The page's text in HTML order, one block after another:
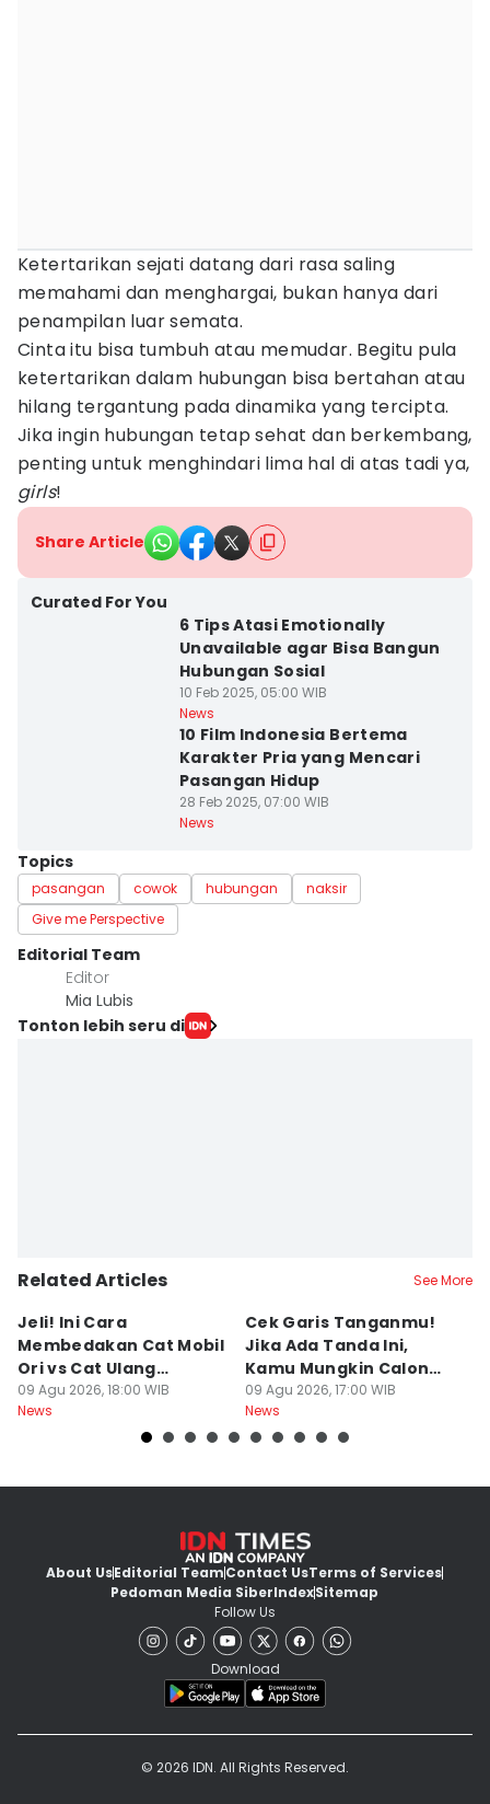
Ketertarikan sejati datang dari rasa saling
memahami dan menghargai, bukan hanya dari
penampilan luar semata.
Cinta itu bisa tumbuh atau memudar. Begitu pula
ketertarikan dalam hubungan bisa bertahan atau
hilang tergantung pada dinamika yang tercipta.
Jika ingin hubungan tetap sehat dan berkembang,
penting untuk menghindari lima hal di atas tadi ya,
girls!
Share Article
Curated For You
6 Tips Atasi Emotionally
Unavailable agar Bisa Bangun
Hubungan Sosial
10 Feb 2025, 05:00 WIB
News
10 Film Indonesia Bertema
Karakter Pria yang Mencari
Pasangan Hidup
28 Feb 2025, 07:00 WIB
News
Topics
pasangan cowok hubungan
naksir
Give me Perspective
Editorial Team
Editor
Mia Lubis
Tonton lebih seru di
Related Articles See More
Jeli! Ini Cara
Membedakan Cat Mobil
Ori vs Cat Ulang
Oplosan saat Beli
kendaraan Bekas
09 Agu 2026, 18:00 WIB
News
Cek Garis Tanganmu!
Jika Ada Tanda Ini,
Kamu Mungkin Calon
Orang Sukses
09 Agu 2026, 17:00 WIB
News
About UsEditorial TeamContact UsTerms of Services
Pedoman Media SiberIndexSitemap
Follow Us
Download
© 2026 IDN. All Rights Reserved.